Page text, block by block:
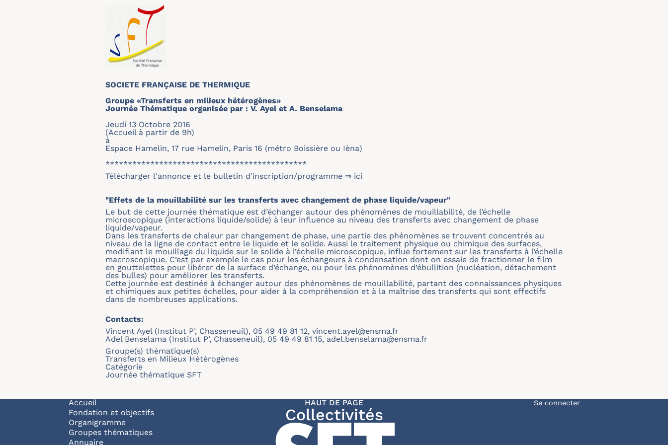
SOCIETE FRANÇAISE DE THERMIQUE
Groupe «Transferts en milieux hétérogènes»
Journée Thématique organisée par : V. Ayel et A. Benselama
Jeudi 13 Octobre 2016
(Accueil à partir de 9h)
à
Espace Hamelin, 17 rue Hamelin, Paris 16 (métro Boissière ou Ièna)
*********************************************
Télécharger l'annonce et le bulletin d'inscription/programme ⇒ ici
"Effets de la mouillabilité sur les transferts avec changement de phase liquide/vapeur"
Le but de cette journée thématique est d’échanger autour des phénomènes de mouillabilité, de l’échelle
microscopique (interactions liquide/solide) à leur influence au niveau des transferts avec changement de phase
liquide/vapeur.
Dans les transferts de chaleur par changement de phase, une partie des phénomènes se trouvent concentrés au
niveau de la ligne de contact entre le liquide et le solide. Aussi le traitement physique ou chimique des surfaces,
modifiant le mouillage du liquide sur le solide à l’échelle microscopique, influe fortement sur les transferts à l’échelle
macroscopique. C’est par exemple le cas pour les échangeurs à condensation dont on essaie de fractionner le film
en gouttelettes pour libérer de la surface d’échange, ou pour les phénomènes d’ébullition (nucléation, détachement
des bulles) pour améliorer les transferts.
Cette journée est destinée à échanger autour des phénomènes de mouillabilité, partant des connaissances physiques
et chimiques aux petites échelles, pour aider à la compréhension et à la maîtrise des transferts qui sont effectifs
dans de nombreuses applications.
Contacts:
Vincent Ayel (Institut P’, Chasseneuil), 05 49 49 81 12, vincent.ayel@ensma.fr
Adel Benselama (Institut P’, Chasseneuil), 05 49 49 81 15, adel.benselama@ensma.fr
Groupe(s) thématique(s)
Transferts en Milieux Hétérogènes
Catégorie
Journée thématique SFT
Navigation principale
Accueil
Fondation et objectifs
Organigramme
Groupes thématiques
Annuaire
HAUT DE PAGE
Collectivités Menu du compte de
Se connecter